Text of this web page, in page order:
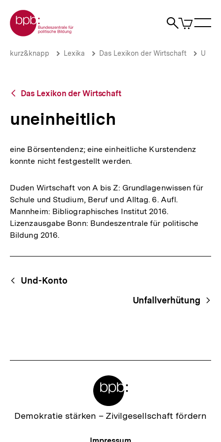
zum
Seiteninhalt
springen
Zur Startseite der bpb
Suche
Artikel
im
uneinheitlich
Brotkrümelnavigation
Pfadnavigation
kurz&knapp Lexika Das Lexikon der Wirtschaft U
Zurück
Übersicht
Das Lexikon der Wirtschaft
uneinheitlich
eine Börsentendenz; eine einheitliche Kurstendenz
konnte nicht festgestellt werden.
Duden Wirtschaft von A bis Z: Grundlagenwissen für
Schule und Studium, Beruf und Alltag. 6. Aufl.
Mannheim: Bibliographisches Institut 2016.
Lizenzausgabe Bonn: Bundeszentrale für politische
Bildung 2016.
Begriffsnavigation
Content-
Navigation
Und-Konto
Unfallverhütung
Zur
Demokratie stärken – Zivilgesellschaft fördern